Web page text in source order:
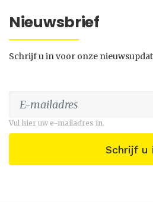
Nieuwsbrief
Schrijf u in voor onze
Vul hier uw e-mailadres in.
Schrijf u